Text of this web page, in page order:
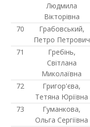
Людмила
Вікторівна
Грабовський,
Петро Петрович
Гребінь,
Світлана
Миколаївна
Григор'єва,
Тетяна Юріївна
Гуманкова,
Ольга Сергіївна